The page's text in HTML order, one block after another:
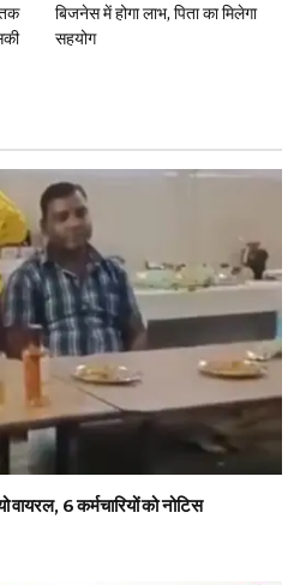
तक
बिजनेस में होगा लाभ, पिता का मिलेगा
सहयोग
वायरल, 6 कर्मचारियों को नोटिस